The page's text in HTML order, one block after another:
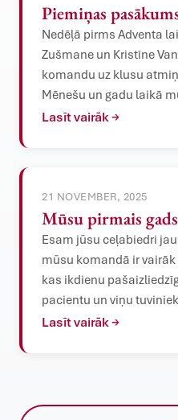
Piemiņas
Nedēļā pirms Adventa
Zušmane un Kristīne
komandu uz klusu
Mēnešu un gadu laikā
Lasīt vairāk →
21 NOVEMBER, 2025
Mūsu pirmais gads
Esam jūsu ceļabiedri
mūsu komandā ir
kas ikdienu
pacientu un viņu
Lasīt vairāk →